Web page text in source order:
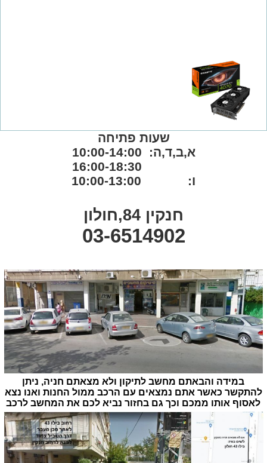
במידה והבאתם מחשב לתיקון ולא מצאתם חניה, ניתן
להתקשר כאשר אתם נמצאים עם הרכב ממול החנות ואנו נצא
לאסוף אותו ממכם וכך גם בחזור נביא לכם את המחשב לרכב
שעות פתיחה
א,ב,ד,ה: 10:00-14:00
ו: 10:00-13:00
חנקין 84,חולון
03-6514902